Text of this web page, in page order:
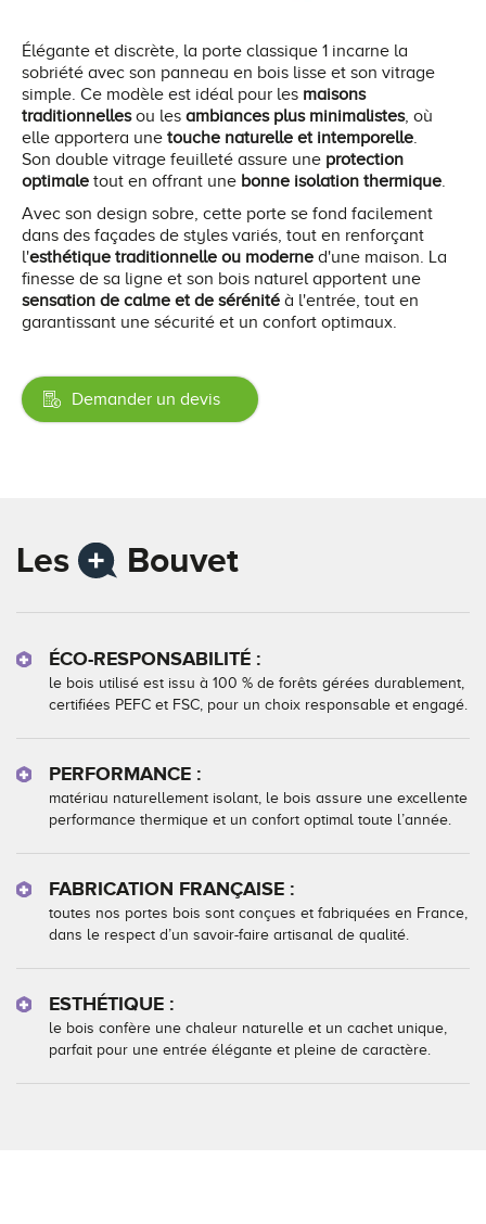
Élégante et discrète, la porte classique 1 incarne la
sobriété avec son panneau en bois lisse et son vitrage
simple. Ce modèle est idéal pour les maisons
traditionnellesou les ambiances plus minimalistes, où
elle apportera une touche naturelle et intemporelle.
Son double vitrage feuilleté assure une protection
optimale tout en offrant une bonne isolation thermique.
Avec son design sobre, cette porte se fond facilement
dans des façades de styles variés, tout en renforçant
l'esthétique traditionnelle ou moderne d'une maison. La
finesse de sa ligne et son bois naturel apportent une
sensation de calme et de sérénité à l'entrée, tout en
garantissant une sécurité et un confort optimaux.
Demander un devis
Les Bouvet
ÉCO-RESPONSABILITÉ :
le bois utilisé est issu à 100 % de forêts gérées durablement,
certifiées PEFC et FSC, pour un choix responsable et engagé.
PERFORMANCE :
matériau naturellement isolant, le bois assure une excellente
performance thermique et un confort optimal toute l’année.
FABRICATION FRANÇAISE :
toutes nos portes bois sont conçues et fabriquées en France,
dans le respect d’un savoir-faire artisanal de qualité.
ESTHÉTIQUE :
le bois confère une chaleur naturelle et un cachet unique,
parfait pour une entrée élégante et pleine de caractère.